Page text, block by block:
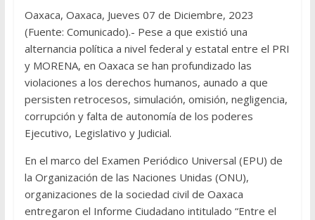
Oaxaca, Oaxaca, Jueves 07 de Diciembre, 2023
(Fuente: Comunicado).- Pese a que existió una
alternancia política a nivel federal y estatal entre el PRI
y MORENA, en Oaxaca se han profundizado las
violaciones a los derechos humanos, aunado a que
persisten retrocesos, simulación, omisión, negligencia,
corrupción y falta de autonomía de los poderes
Ejecutivo, Legislativo y Judicial.
En el marco del Examen Periódico Universal (EPU) de
la Organización de las Naciones Unidas (ONU),
organizaciones de la sociedad civil de Oaxaca
entregaron el Informe Ciudadano intitulado “Entre el